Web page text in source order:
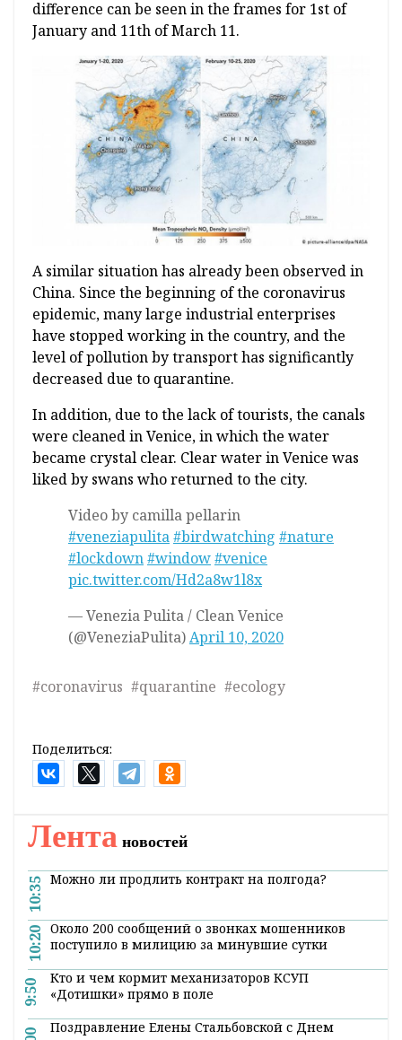
difference can be seen in the frames for 1st of
January and 11th of March 11.
A similar situation has already been observed in
China. Since the beginning of the coronavirus
epidemic, many large industrial enterprises
have stopped working in the country, and the
level of pollution by transport has significantly
decreased due to quarantine.
In addition, due to the lack of tourists, the canals
were cleaned in Venice, in which the water
became crystal clear. Clear water in Venice was
liked by swans who returned to the city.
Video by camilla pellarin
#veneziapulita#birdwatching #nature
#lockdown#window#venice
pic.twitter.com/Hd2a8w1l8x
— Venezia Pulita / Clean Venice
(@VeneziaPulita)April 10, 2020
#coronavirus #quarantine #ecology
Поделиться:
Главная Новости Власть
ВОЗ порекомендует странам
коронавируса - Владимир Караник
(+видео)
21:00 12 апреля 2020
Всемирная организация здравоохранения